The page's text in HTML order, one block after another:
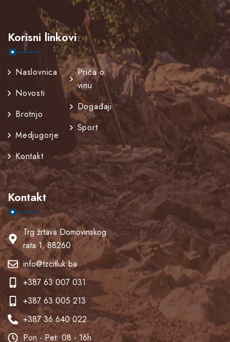
Korisni linkovi
Naslovnica
Novosti
Brotnjo
Medjugorje
Kontakt
Priča o
vinu
Događaji
Sport
Kontakt
Trg žrtava Domovinskog
rata 1, 88260
info@tzcitluk.ba
+387 63 007 031
+387 63 005 213
+387 36 640 022
Pon - Pet: 08 - 16h